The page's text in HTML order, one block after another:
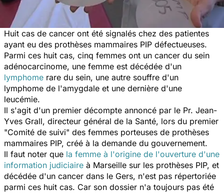
Huit cas de cancer ont été signalés chez des patientes
ayant eu des prothèses mammaires PIP défectueuses.
Parmi ces huit cas, cinq femmes ont un cancer du sein
adénocarcinome, une femme est décédée d'un
lymphome rare du sein, une autre souffre d'un
lymphome de l'amygdale et une dernière d'une
leucémie.
Il s'agit d'un premier décompte annoncé par le Pr. Jean-
Yves Grall, directeur général de la Santé, lors du premier
"Comité de suivi" des femmes porteuses de prothèses
mammaires PIP, créé à la demande du gouvernement.
Il faut noter que la femme à l'origine de l'ouverture d'une
information judiciaire à Marseille sur les prothèses PIP, et
décédée d'un cancer dans le Gers, n'est pas répertoriée
parmi ces huit cas. Car son dossier n'a toujours pas été